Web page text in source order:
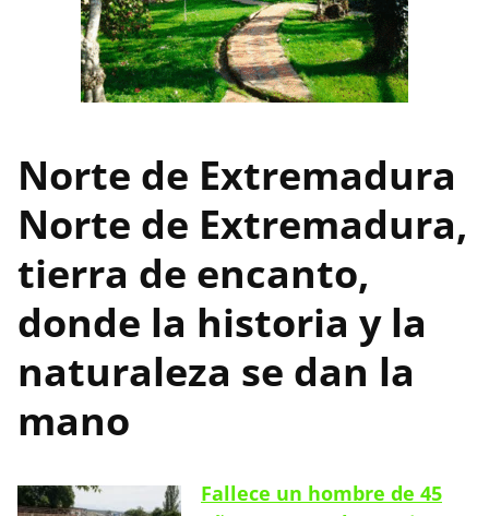
Norte de Extremadura
Norte de Extremadura,
tierra de encanto,
donde la historia y la
naturaleza se dan la
mano
Fallece un hombre de 45